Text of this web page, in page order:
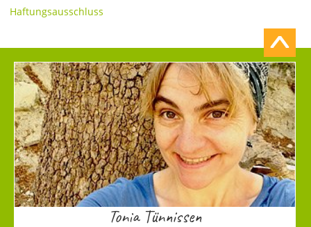
Haftungsausschluss
Tonia Tünnissen